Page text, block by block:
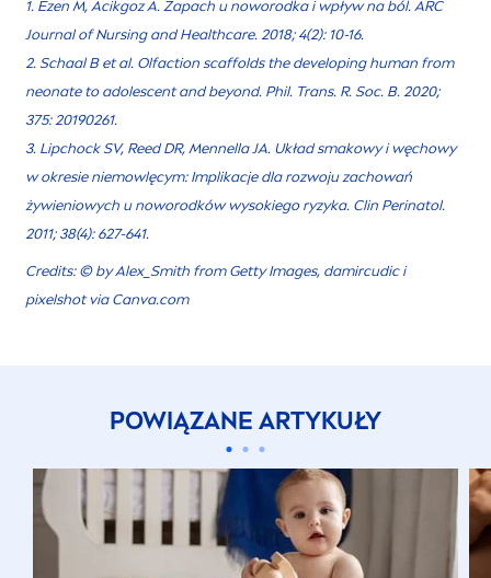
1. Ezen M, Acikgoz A. Zapach u noworodka i wpływ na ból. ARC
Journal of Nursing and Healthcare. 2018; 4(2): 10-16.
2. Schaal B et al. Olfaction scaffolds the developing human from
neonate to adolescent and beyond. Phil. Trans. R. Soc. B. 2020;
375: 20190261.
3. Lipchock SV, Reed DR, Mennella JA. Układ smakowy i węchowy
w okresie niemowlęcym: Implikacje dla rozwoju zachowań
żywieniowych u noworodków wysokiego ryzyka. Clin Perinatol.
2011; 38(4): 627-641.
Credits: © by Alex_Smith from Getty Images, damircudic i
pixelshot via Canva.com
POWIĄZANE ARTYKUŁY